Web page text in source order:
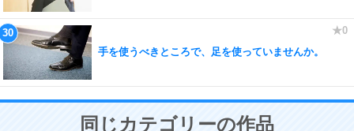
手を使うべきところで、足を使っていませんか。
同じカテゴリーの作品